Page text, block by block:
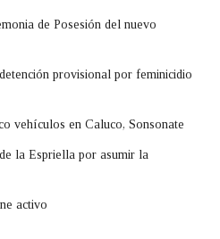
de Posesión del nuevo
provisional por feminicidio
vehículos en Caluco, Sonsonate
la Espriella por asumir la
activo